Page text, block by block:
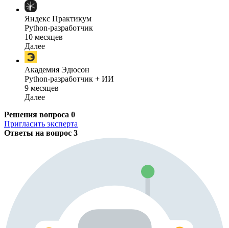
Яндекс Практикум
Python-разработчик
10 месяцев
Далее
Академия Эдюсон
Python-разработчик + ИИ
9 месяцев
Далее
Решения вопроса 0
Пригласить эксперта
Ответы на вопрос 3